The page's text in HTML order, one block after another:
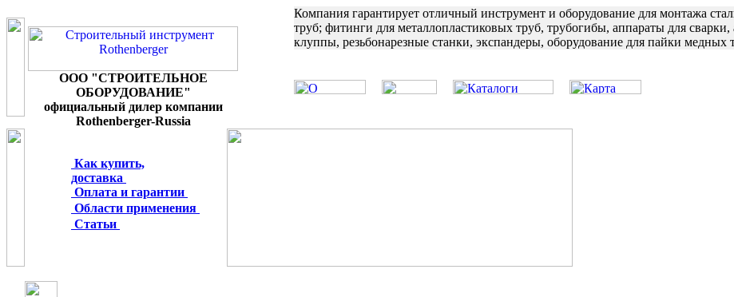
ООО "СТРОИТЕЛЬНОЕ
ОБОРУДОВАНИЕ"
официальный дилер компании
Rothenberger-Russia
Компания гарантирует отличный инструмент и оборудование для монтажа
труб; фитинги для металлопластиковых труб, трубогибы, аппараты для
клуппы, резьбонарезные станки, экспандеры, оборудование для пайки медных
Как купить,
доставка
Оплата и гарантии
Области применения
Статьи